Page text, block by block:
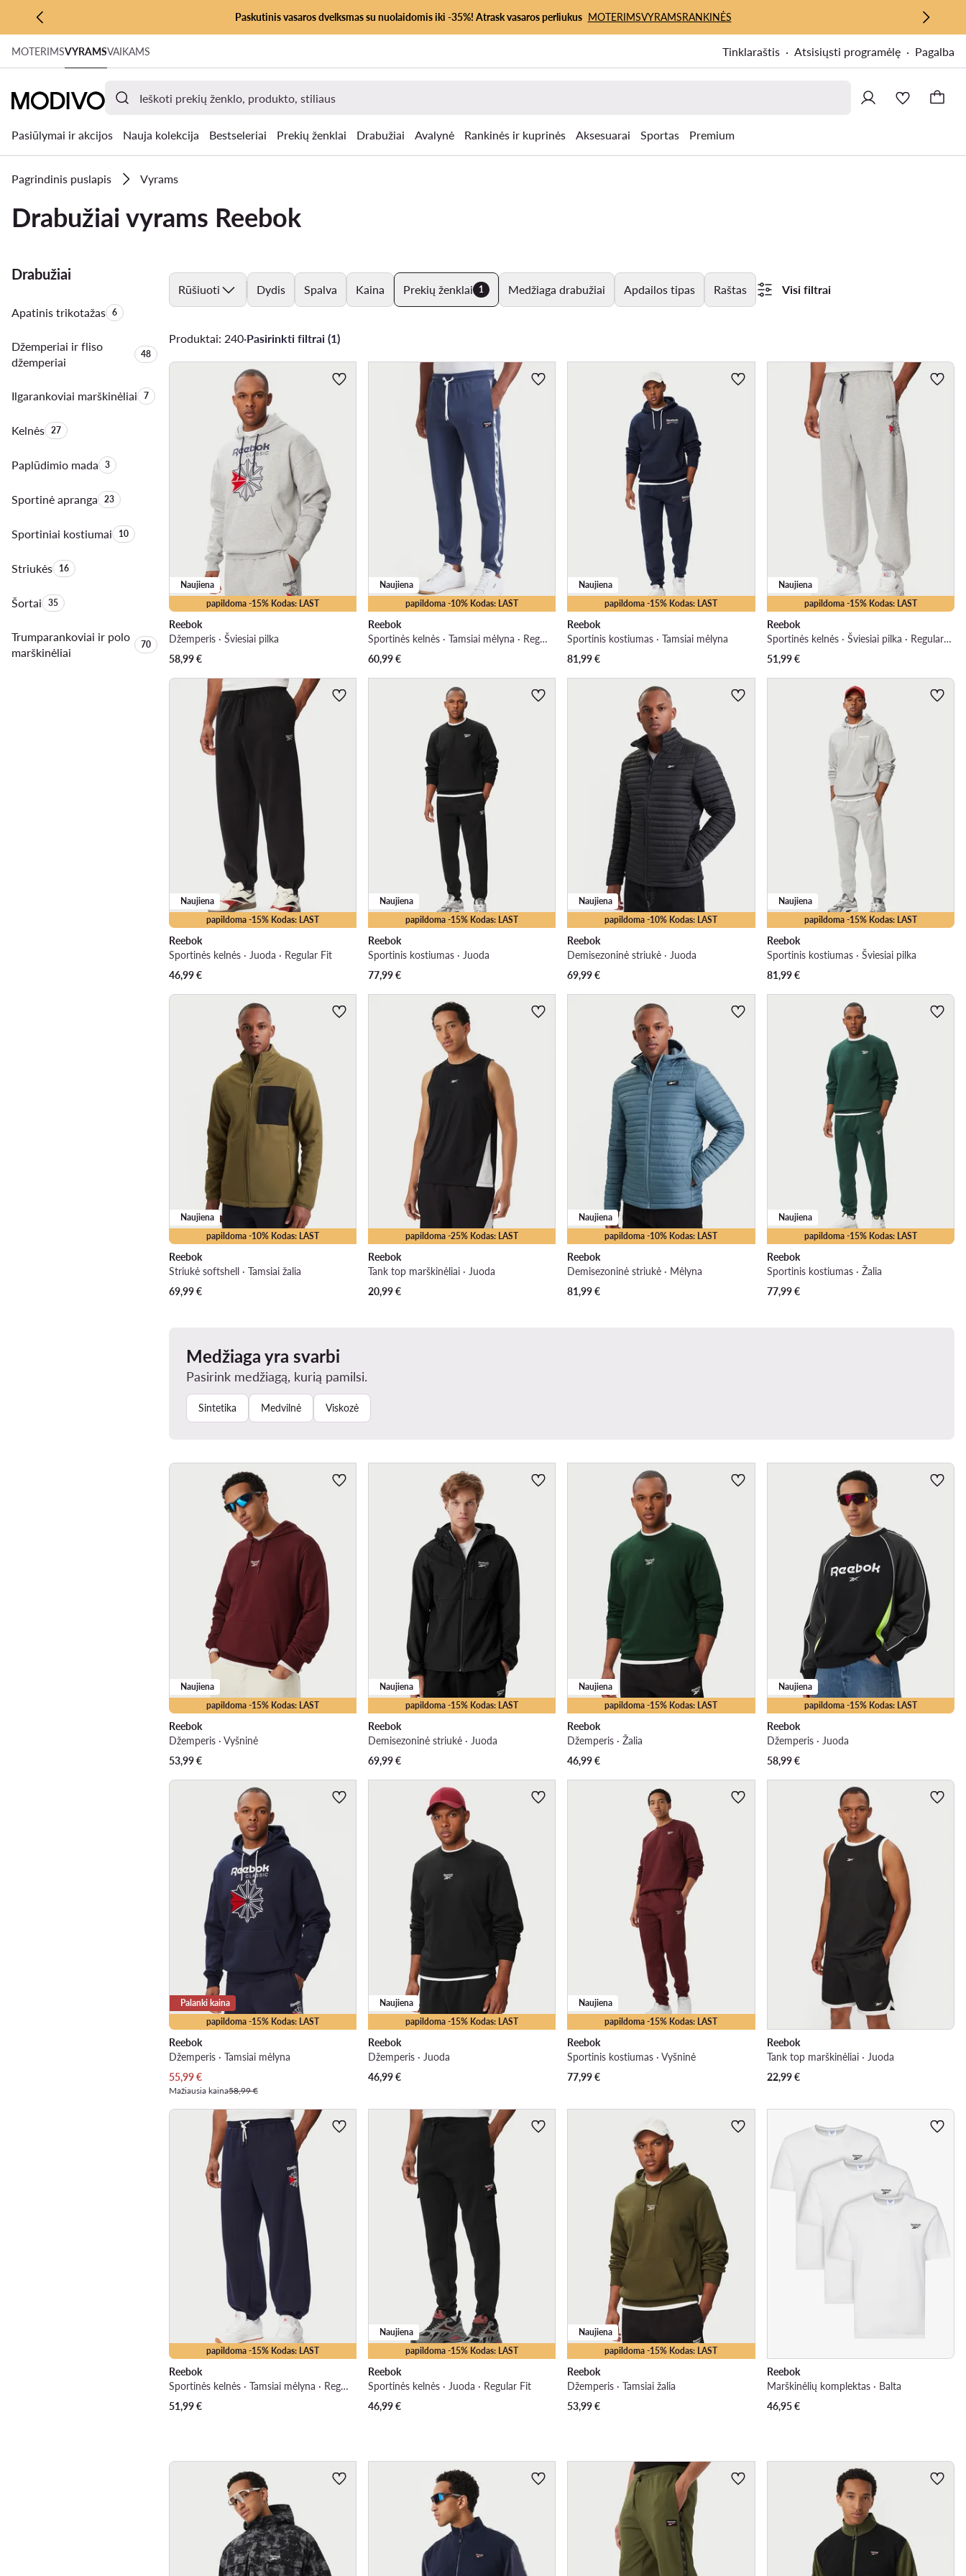
PEREITI PRIE PAGRINDINIO TURINIO
PEREITI Į PAIEŠKĄ
Paskutinis vasaros dvelksmas su nuolaidomis iki -35%! Atrask vasaros perliukus MOTERIMSVYRAMSRANKINĖS
MOTERIMSVYRAMSVAIKAMS Tinklaraštis Atsisiųsti programėlę Pagalba
Pasiūlymai ir akcijos Nauja kolekcija Bestseleriai Prekių ženklai Drabužiai Avalynė Rankinės ir kuprinės Aksesuarai Sportas Premium
Pagrindinis puslapis Vyrams
Drabužiai vyrams Reebok
Drabužiai
Apatinis trikotažasProduktų skaičius:
6
Džemperiai ir fliso
džemperiai
Produktų skaičius:
48
Ilgarankoviai marškinėliaiProduktų skaičius:
7
KelnėsProduktų skaičius:
27
Paplūdimio madaProduktų skaičius:
3
Sportinė aprangaProduktų skaičius:
23
Sportiniai kostiumaiProduktų skaičius:
10
StriukėsProduktų skaičius:
16
ŠortaiProduktų skaičius:
35
Trumparankoviai ir polo
marškinėliai
Produktų skaičius:
70
Rūšiuoti Dydis Spalva Kaina Prekių ženklai 1 Medžiaga drabužiai Apdailos tipas Raštas Visi filtrai
Produktai: 240·Pasirinkti filtrai (1)
papildoma -15% Kodas: LAST
Naujiena
Reebok
Džemperis · Šviesiai pilka
58,99€
papildoma -10% Kodas: LAST
Naujiena
Reebok
Sportinės kelnės · Tamsiai mėlyna · Regular Fit
60,99€
papildoma -15% Kodas: LAST
Naujiena
Reebok
Sportinis kostiumas · Tamsiai mėlyna
81,99€
papildoma -15% Kodas: LAST
Naujiena
Reebok
Sportinės kelnės · Šviesiai pilka · Regular Fit
51,99€
papildoma -15% Kodas: LAST
Naujiena
Reebok
Sportinės kelnės · Juoda · Regular Fit
46,99€
papildoma -15% Kodas: LAST
Naujiena
Reebok
Sportinis kostiumas · Juoda
77,99€
papildoma -10% Kodas: LAST
Naujiena
Reebok
Demisezoninė striukė · Juoda
69,99€
papildoma -15% Kodas: LAST
Naujiena
Reebok
Sportinis kostiumas · Šviesiai pilka
81,99€
papildoma -10% Kodas: LAST
Naujiena
Reebok
Striukė softshell · Tamsiai žalia
69,99€
papildoma -25% Kodas: LAST
Reebok
Tank top marškinėliai · Juoda
20,99€
papildoma -10% Kodas: LAST
Naujiena
Reebok
Demisezoninė striukė · Mėlyna
81,99€
papildoma -15% Kodas: LAST
Naujiena
Reebok
Sportinis kostiumas · Žalia
77,99€
Medžiaga yra svarbi
Pasirink medžiagą, kurią pamilsi.
Sintetika Medvilnė Viskozė
papildoma -15% Kodas: LAST
Naujiena
Reebok
Džemperis · Vyšninė
53,99€
papildoma -15% Kodas: LAST
Naujiena
Reebok
Demisezoninė striukė · Juoda
69,99€
papildoma -15% Kodas: LAST
Naujiena
Reebok
Džemperis · Žalia
46,99€
papildoma -15% Kodas: LAST
Naujiena
Reebok
Džemperis · Juoda
58,99€
papildoma -15% Kodas: LAST
Palanki kaina
Reebok
Džemperis · Tamsiai mėlyna
Dabartinė kaina
55,99€
Mažiausia kaina58,99 €
papildoma -15% Kodas: LAST
Naujiena
Reebok
Džemperis · Juoda
46,99€
papildoma -15% Kodas: LAST
Naujiena
Reebok
Sportinis kostiumas · Vyšninė
77,99€
Reebok
Tank top marškinėliai · Juoda
22,99€
papildoma -15% Kodas: LAST
Reebok
Sportinės kelnės · Tamsiai mėlyna · Regular Fit
51,99€
papildoma -15% Kodas: LAST
Naujiena
Reebok
Sportinės kelnės · Juoda · Regular Fit
46,99€
papildoma -15% Kodas: LAST
Naujiena
Reebok
Džemperis · Tamsiai žalia
53,99€
Reebok
Marškinėlių komplektas · Balta
46,95€